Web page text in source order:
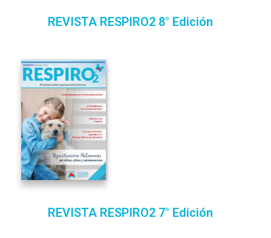
REVISTA RESPIRO2 8° Edición
REVISTA RESPIRO2 7° Edición